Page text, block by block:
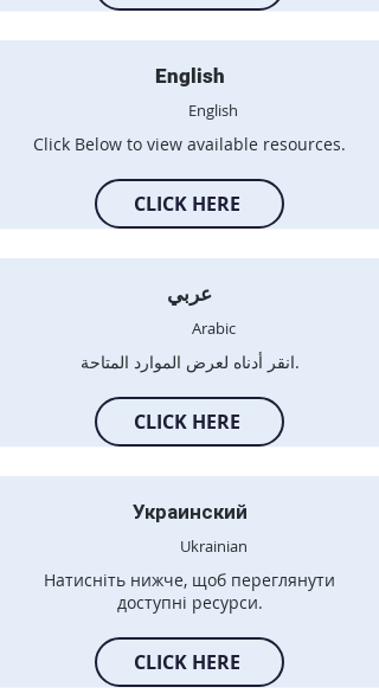
English
English
Click Below to view available resources.
CLICK HERE
عربي
Arabic
انقر أدناه لعرض الموارد المتاحة.
CLICK HERE
Украинский
Ukrainian
Натисніть нижче, щоб переглянути
доступні ресурси.
CLICK HERE